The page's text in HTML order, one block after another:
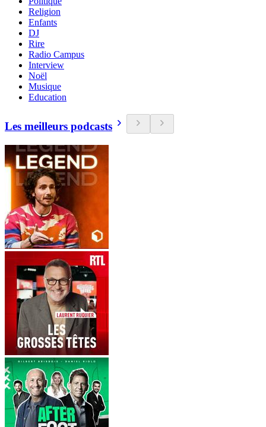
Religion
Enfants
DJ
Rire
Radio Campus
Interview
Noël
Musique
Education
Les meilleurs podcasts